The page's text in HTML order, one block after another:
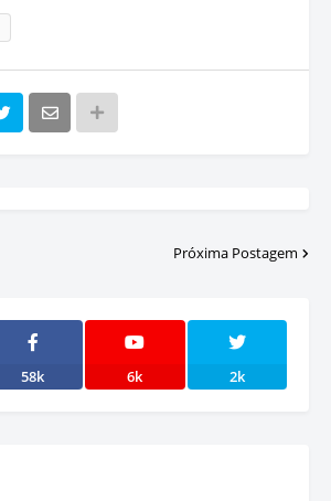
Próxima Postagem
58k 6k 2k